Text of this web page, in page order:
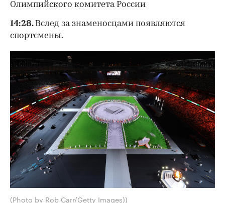
Олимпийского комитета России
14:28. Вслед за знаменосцами появляются
спортсмены.
(Photo by Rob Carr/Getty Images))